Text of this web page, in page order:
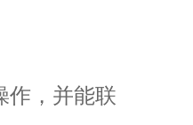
，并能联